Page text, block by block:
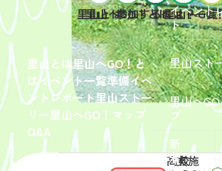
里山とは里山へGO！と
はイベント一覧準備イベ
ントレポート里山ストー
リー里山へGO！マップ
Q&A
イベント
ト
里山スト
里山へ
プ
新
着
里山とは
里山へGO！とは
参加するには？
イベント一覧
里山へGO
2026年9
月19日
（土）
開催
「【東
京ポイ
ント対
象】中
学生・
高校
2026年
6月13
（土）
実施